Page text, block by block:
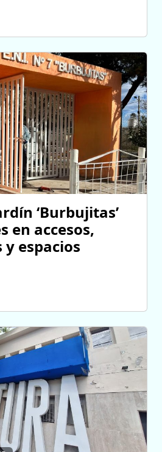
‘Burbujitas’
en accesos,
espacios